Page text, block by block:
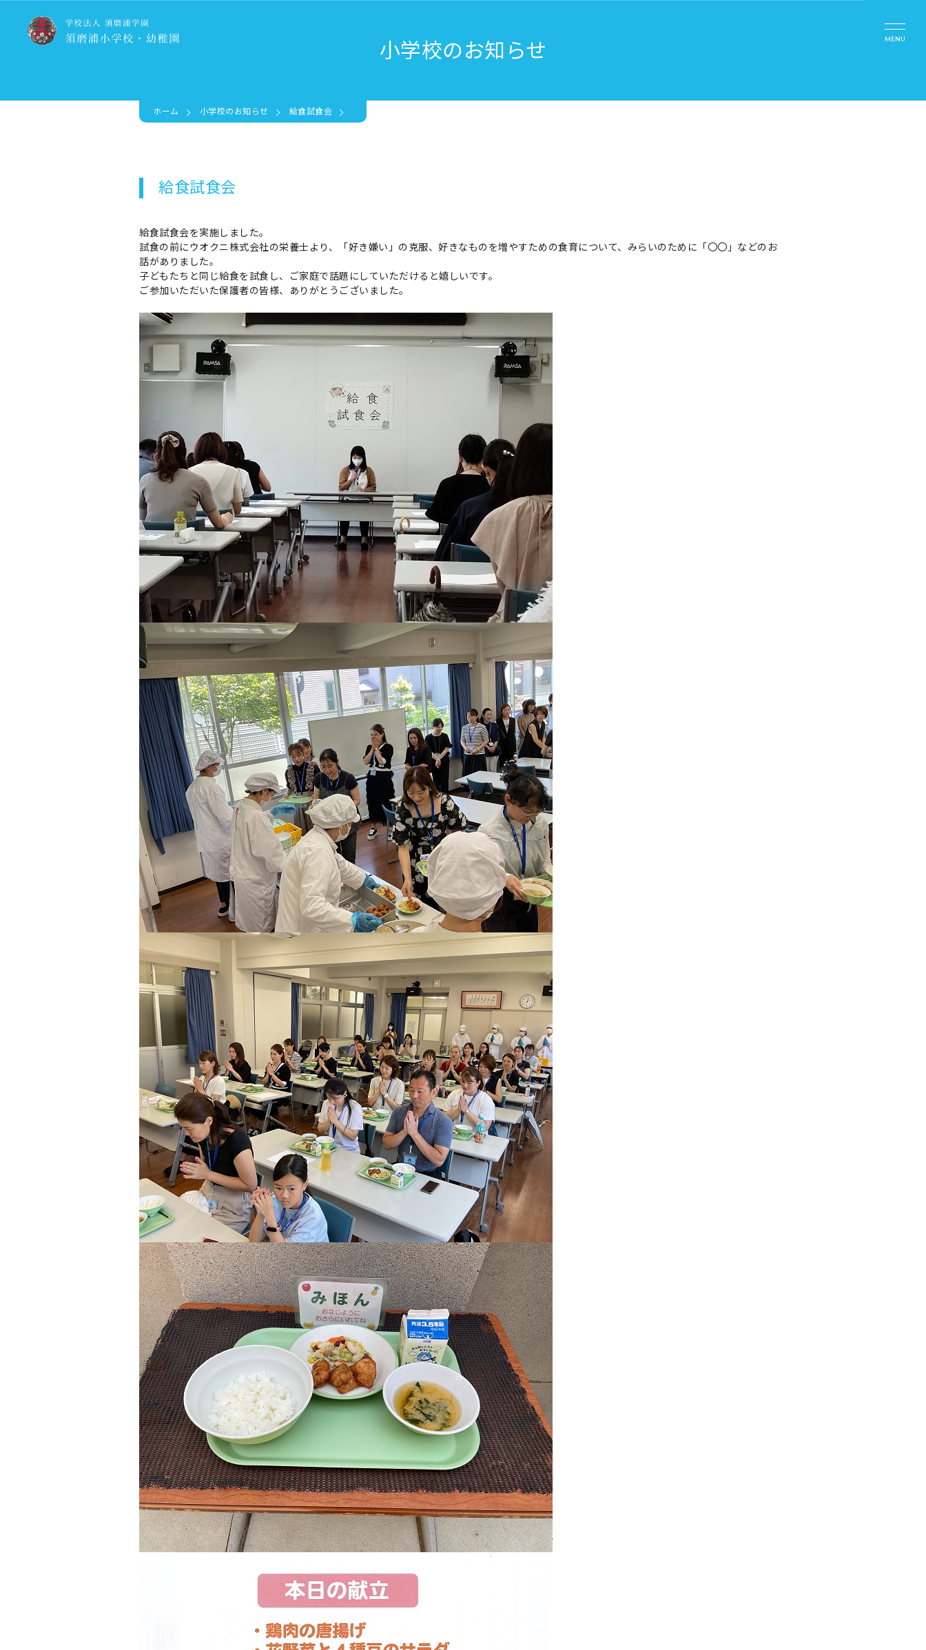
MENU
小学校のお知らせ
ホーム 小学校のお知らせ 給食試食会
給食試食会
給食試食会を実施しました。
試食の前にウオクニ株式会社の栄養士より、「好き嫌い」の克服、好きなものを増やすための食育について、みらいのために「〇〇」などのお
話がありました。
子どもたちと同じ給食を試食し、ご家庭で話題にしていただけると嬉しいです。
ご参加いただいた保護者の皆様、ありがとうございました。